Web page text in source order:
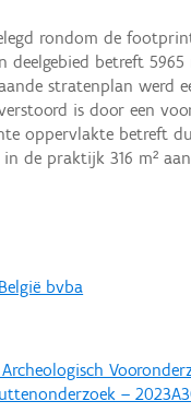
rondom de
deelgebied betreft 5965
stratenplan werd
is door een
oppervlakte betreft
de praktijk 316 m²
bvba
–